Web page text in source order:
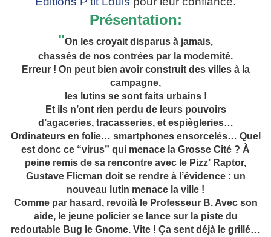
Présentation:
"On les croyait disparus à jamais,
chassés de nos contrées par la modernité.
Erreur ! On peut bien avoir construit des villes à la
campagne,
les lutins se sont faits urbains !
Et ils n’ont rien perdu de leurs pouvoirs
d’agaceries, tracasseries, et espiègleries…
Ordinateurs en folie… smartphones ensorcelés… Quel
est donc ce “virus” qui menace la Grosse Cité ? À
peine remis de sa rencontre avec le Pizz’ Raptor,
Gustave Flicman doit se rendre à l’évidence : un
nouveau lutin menace la ville !
Comme par hasard, revoilà le Professeur B. Avec son
aide, le jeune policier se lance sur la piste du
redoutable Bug le Gnome. Vite ! Ça sent déjà le grillé…